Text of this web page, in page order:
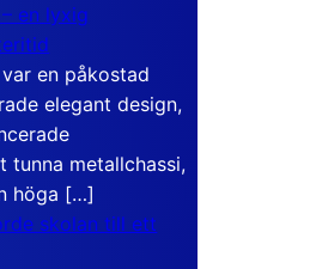
en lyxig
en påkostad
elegant design,
tunna metallchassi,
höga […]
skolan till ett